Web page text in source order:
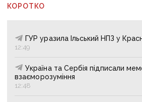
КОРОТКО
ГУР уразила Ільський НПЗ у
12:49
Україна та Сербія підписали
взаєморозуміння
12:48